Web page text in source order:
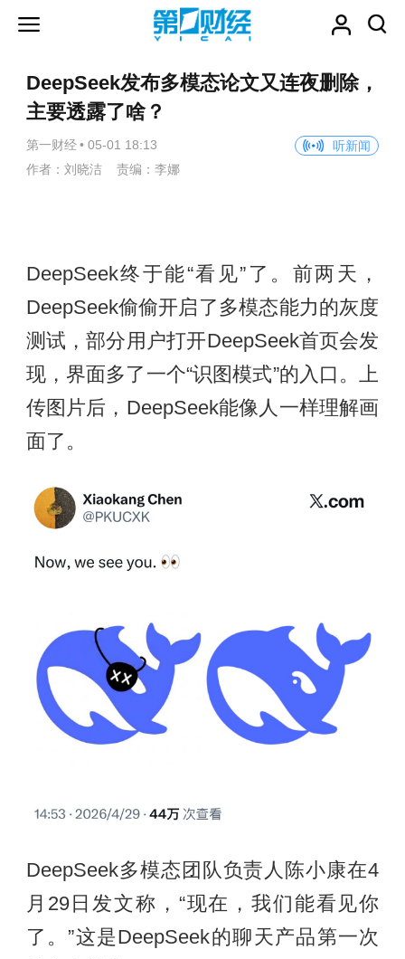
DeepSeek发布多模态论文又连夜删除，
主要透露了啥？
第一财经 • 05-01 18:13
听新闻
作者：刘晓洁 责编：李娜
DeepSeek终于能“看见”了。前两天，
DeepSeek偷偷开启了多模态能力的灰度
测试，部分用户打开DeepSeek首页会发
现，界面多了一个“识图模式”的入口。上
传图片后，DeepSeek能像人一样理解画
面了。
DeepSeek多模态团队负责人陈小康在4
月29日发文称，“现在，我们能看见你
了。”这是DeepSeek的聊天产品第一次